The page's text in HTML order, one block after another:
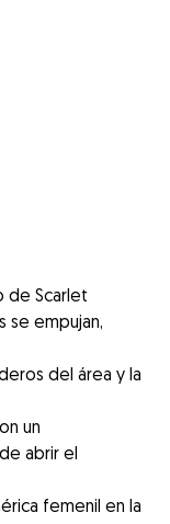
de Scarlet
se empujan,
del área y la
un
abrir el
femenil en la